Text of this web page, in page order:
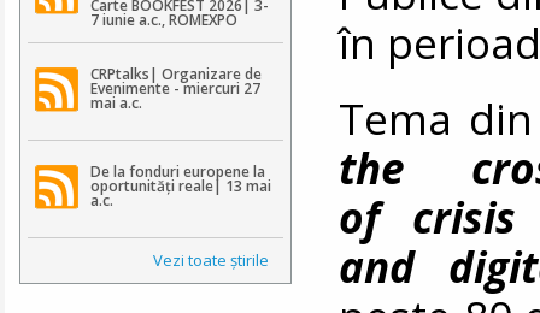
Carte BOOKFEST 2026| 3-
7 iunie a.c., ROMEXPO
CRPtalks| Organizare de
Evenimente - miercuri 27
mai a.c.
De la fonduri europene la
oportunități reale| 13 mai
a.c.
Vezi toate ştirile
în
Tema
the
of crisis
and